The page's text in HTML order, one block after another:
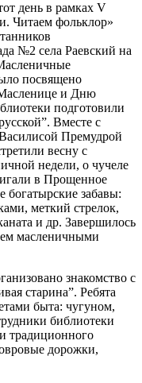
день в рамках V
Читаем фольклор»
№2 села Раевский на
посвящено
и Дню
подготовили
Вместе с
Премудрой
весну с
недели, о чучеле
в Прощенное
богатырские забавы:
меткий стрелок,
и др. Завершилось
масленичными
знакомство с
старина”. Ребята
быта: чугуном,
библиотеки
традиционного
дорожки,